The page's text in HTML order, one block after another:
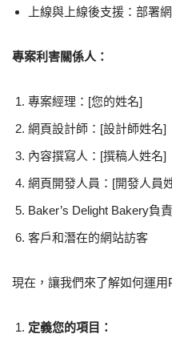
上線與上線後支援：部署
專案利害關係人：
專案經理：[您的姓名]
網頁設計師：[設計師姓名]
內容撰寫人：[撰稿人姓名]
網頁開發人員：[開發人員
Baker’s Delight Bakery負
客戶和潛在的網站訪客
現在，讓我們來了解如何運用
定義您的項目：